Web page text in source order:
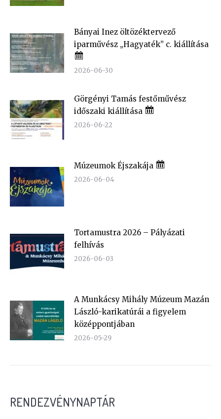
Bányai Inez öltözéktervező
iparművész „Hagyaték” c. kiállítása
2026-06-30
Görgényi Tamás festőművész
időszaki kiállítása
2026-06-22
Múzeumok Éjszakája
2026-06-04
Tortamustra 2026 – Pályázati
felhívás
2026-06-03
A Munkácsy Mihály Múzeum Mazán
László-karikatúrái a figyelem
középpontjában
2026-05-29
RENDEZVÉNYNAPTÁR